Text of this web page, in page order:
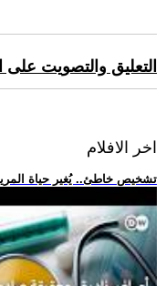
التعليق والتصويت
اخر الافلام
.. تشخيص خاطئ.. يُغير حياة